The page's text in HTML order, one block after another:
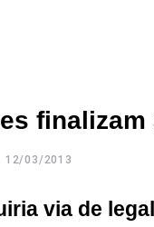
12/03/2013
via de